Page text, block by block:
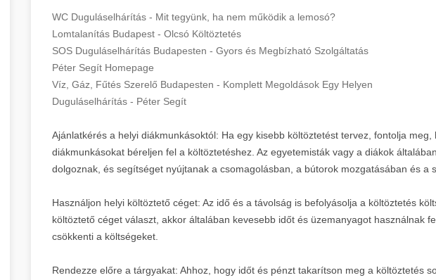
WC Duguláselhárítás - Mit tegyünk, ha nem működik a lemosó?
Lomtalanítás Budapest - Olcsó Költöztetés
SOS Duguláselhárítás Budapesten - Gyors és Megbízható Szolgáltatás
Péter Segít Homepage
Víz, Gáz, Fűtés Szerelő Budapesten - Komplett Megoldások Egy Helyen
Duguláselhárítás - Péter Segít
Ajánlatkérés a helyi diákmunkásoktól: Ha egy kisebb költöztetést tervez, fontolja meg,
diákmunkásokat béreljen fel a költöztetéshez. Az egyetemisták vagy a diákok
dolgoznak, és segítséget nyújtanak a csomagolásban, a bútorok mozgatásában és a
Használjon helyi költöztető céget: Az idő és a távolság is befolyásolja a költöztetés
költöztető céget választ, akkor általában kevesebb időt és üzemanyagot használnak
csökkenti a költségeket.
Rendezze előre a tárgyakat: Ahhoz, hogy időt és pénzt takarítson meg a költöztetés